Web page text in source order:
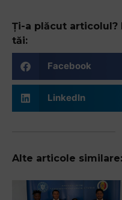
Ți-a plăcut
tăi:
Facebook
LinkedIn
Alte articole similare: